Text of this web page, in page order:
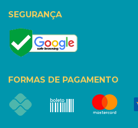
SEGURANÇA
FORMAS DE PAGAMENTO